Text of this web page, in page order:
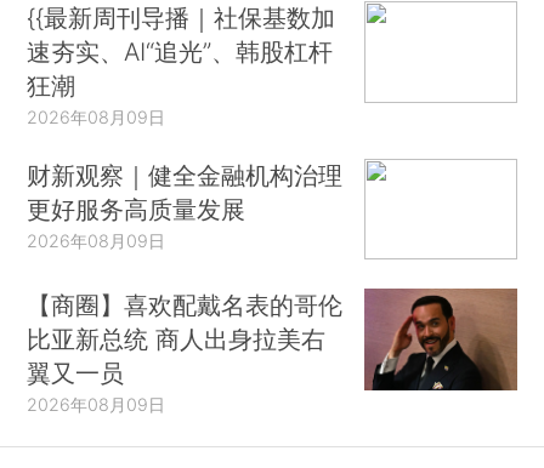
{{最新周刊导播｜社保基数加
速夯实、AI“追光”、韩股杠杆
狂潮
2026年08月09日
财新观察｜健全金融机构治理
更好服务高质量发展
2026年08月09日
【商圈】喜欢配戴名表的哥伦
比亚新总统 商人出身拉美右
翼又一员
2026年08月09日